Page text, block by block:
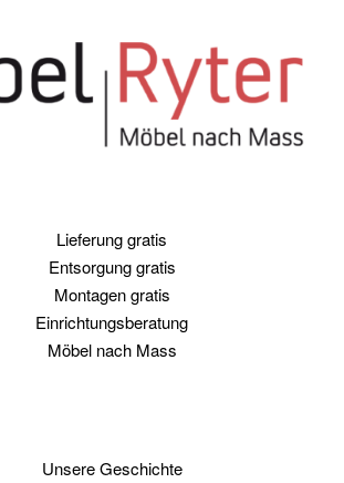
Lieferung gratis
Entsorgung gratis
Montagen gratis
Einrichtungsberatung
Möbel nach Mass
Unsere Geschichte